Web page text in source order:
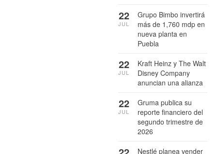
Grupo Bimbo invertirá
más de 1,760 mdp en
nueva planta en
Puebla
22
JUL
Kraft Heinz y The Walt
Disney Company
anuncian una alianza
22
JUL
Gruma publica su
reporte financiero del
segundo trimestre de
2026
22
JUL
Nestlé planea vender